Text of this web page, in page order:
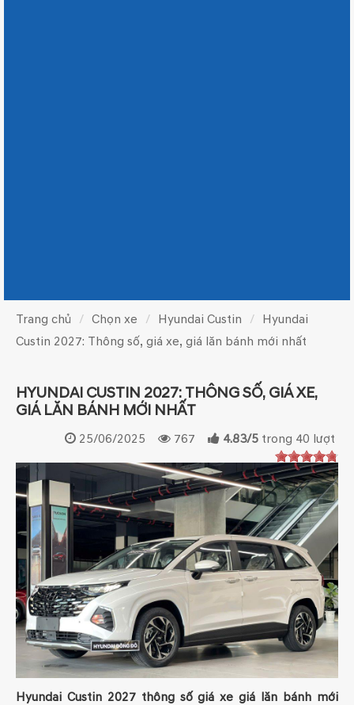
Trang chủ Chọn xe Hyundai Custin
Hyundai
Custin 2027: Thông số, giá xe, giá lăn bánh mới nhất
HYUNDAI CUSTIN 2027: THÔNG SỐ, GIÁ XE,
GIÁ LĂN BÁNH MỚI NHẤT
25/06/2025 767 4.83/5 trong 40 lượt
Hyundai Custin 2027 thông số giá xe giá lăn bánh mới